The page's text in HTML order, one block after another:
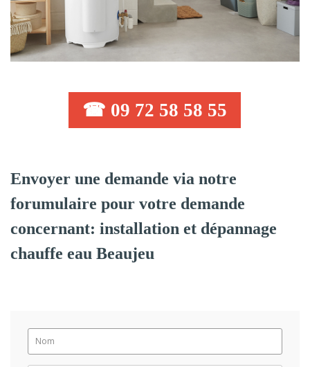
☎ 09 72 58 58 55
Envoyer une demande via notre
forumulaire pour votre demande
concernant: installation et dépannage
chauffe eau Beaujeu